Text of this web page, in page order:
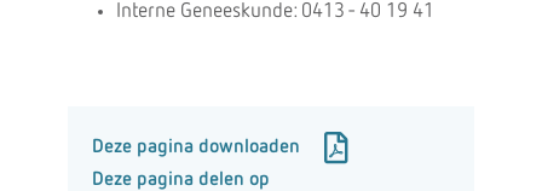
Interne Geneeskunde: 0413 - 40 19 41
Deze pagina downloaden
Deze pagina delen op